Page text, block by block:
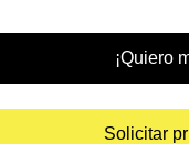
¡Quiero
Solicitar